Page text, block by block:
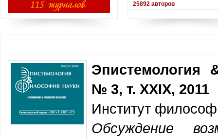
25892 авторов
Эпистемология
№ 3, т. XXIX, 2011
Институт
Обсуждение